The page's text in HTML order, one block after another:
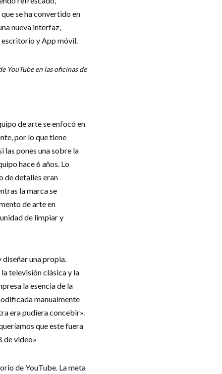
se ha convertido en
nueva interfaz,
escritorio y App móvil.
YouTube en las oficinas de
de arte se enfocó en
por lo que tiene
las pones una sobre la
hace 6 años. Lo
de detalles eran
la marca se
de arte en
de limpiar y
una propia.
televisión clásica y la
la esencia de la
manualmente
era pudiera concebir».
que este fuera
de video»
de YouTube. La meta